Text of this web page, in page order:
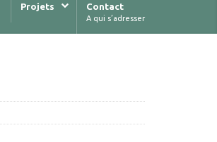
Projets Contact
A qui s’adresser